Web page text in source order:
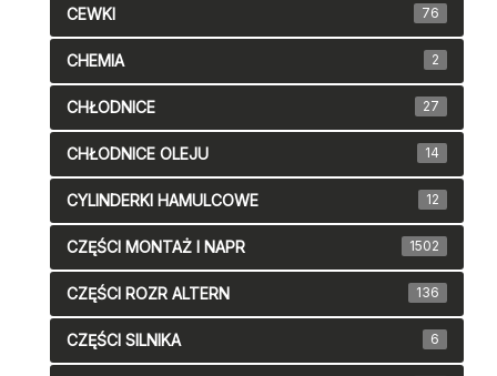
CEWKI 76
CHEMIA 2
CHŁODNICE 27
CHŁODNICE OLEJU 14
CYLINDERKI HAMULCOWE 12
CZĘŚCI MONTAŻ I NAPR 1502
CZĘŚCI ROZR ALTERN 136
CZĘŚCI SILNIKA 6